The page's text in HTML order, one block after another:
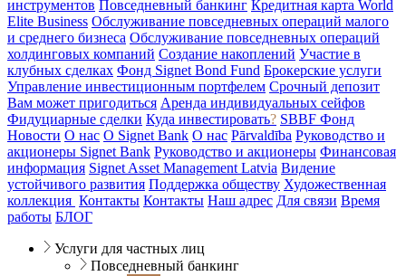
инструментов Повседневный банкинг Кредитная карта World
Elite Business Обслуживание повседневных операций малого
и среднего бизнеса Обслуживание повседневных операций
холдинговых компаний Создание накоплений Участие в
клубных сделках Фонд Signet Bond Fund Брокерские услуги
Управление инвестиционным портфелем Срочный депозит
Вам может пригодиться Аренда индивидуальных сейфов
Фидуциарные сделки Куда инвестировать? SBBF Фонд
Новости О нас O Signet Bank О нас Pārvaldība Руководство и
акционеры Signet Bank Руководство и акционеры Финансовая
информация Signet Asset Management Latvia Видение
устойчивого развития Поддержка обществу Художественная
коллекция Контакты Контакты Наш адрес Для связи Время
работы БЛОГ
Услуги для частных лиц
Повседневный банкинг